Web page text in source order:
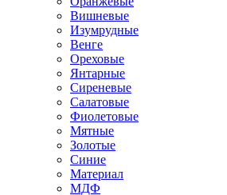
Вишневые
Изумрудные
Венге
Ореховые
Янтарные
Сиреневые
Салатовые
Фиолетовые
Мятные
Золотые
Синие
Материал
МДФ